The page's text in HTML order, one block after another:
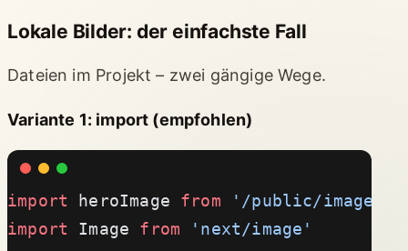
Lokale Bilder: der einfachste Fall
Dateien im Projekt – zwei gängige Wege.
Variante 1: import (empfohlen)
import heroImage from '/public/images/
import Image from 'next/image'